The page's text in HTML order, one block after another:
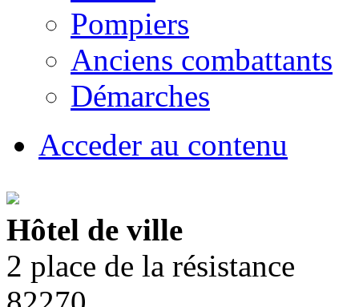
Pompiers
Anciens combattants
Démarches
Acceder au contenu
Hôtel de ville
2 place de la résistance